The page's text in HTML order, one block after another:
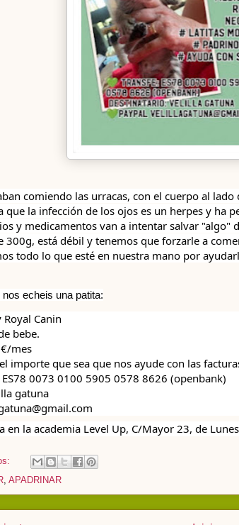
comiendo las urracas, con el cuerpo al
que la infección de los ojos es un herpes y ha
y medicamentos van a intentar salvar "algo"
300g, está débil y tenemos que forzarle a
echeis una patita:
Canin
bebe.
mes
importe que sea que nos ayude con las
0073 0100 5905 0578 8626 (openbank)
gatuna
en la academia Level Up, C/Mayor 23, de
APADRINAR